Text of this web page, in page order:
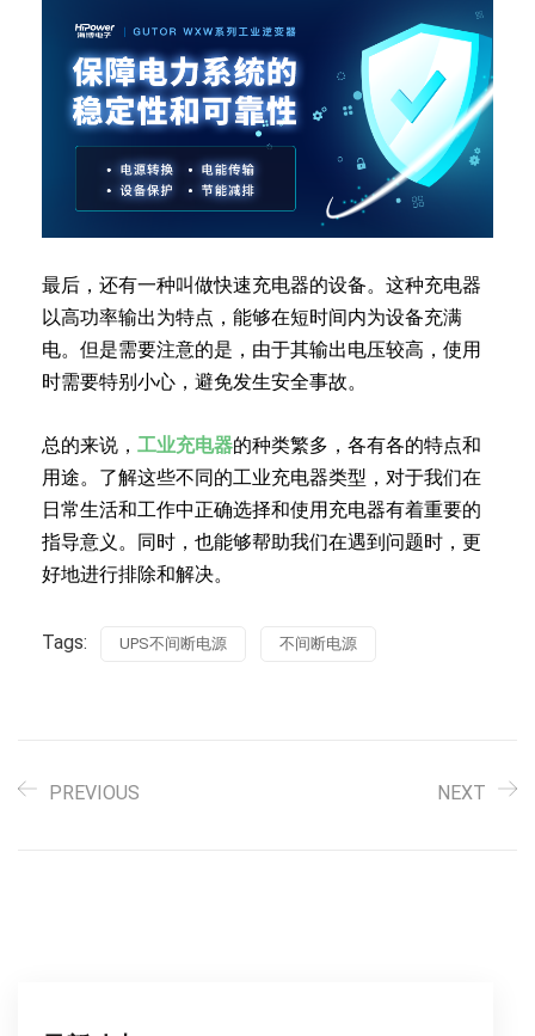
最后，还有一种叫做快速充电器的设备。这种充电器
以高功率输出为特点，能够在短时间内为设备充满
电。但是需要注意的是，由于其输出电压较高，使用
时需要特别小心，避免发生安全事故。
总的来说， 工业充电器的种类繁多，各有各的特点和
用途。了解这些不同的工业充电器类型，对于我们在
日常生活和工作中正确选择和使用充电器有着重要的
指导意义。同时，也能够帮助我们在遇到问题时，更
好地进行排除和解决。
Tags: UPS不间断电源 不间断电源
PREVIOUS NEXT